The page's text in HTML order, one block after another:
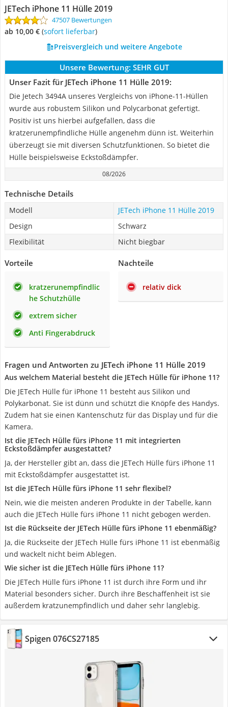
JETech iPhone 11 Hülle 2019
47507 Bewertungen
ab 10,00 € ( Sofort lieferbar)
Preisvergleich und weitere Angebote
Unsere Bewertung: SEHR GUT
Unser Fazit für JETech iPhone 11 Hülle 2019:
Die Jetech 3494A unseres Vergleichs von iPhone-11-Hüllen
wurde aus robustem Silikon und Polycarbonat gefertigt.
Positiv ist uns hierbei aufgefallen, dass die
kratzerunempfindliche Hülle angenehm dünn ist. Weiterhin
überzeugt sie mit diversen Schutzfunktionen. So bietet die
Hülle beispielsweise Eckstoßdämpfer.
08/2026
Technische Details
Modell
JETech iPhone 11 Hülle 2019
Design
Schwarz
Flexibilität
Nicht biegbar
Vorteile
kratzerunempfindlic
he Schutzhülle
extrem sicher
Anti Fingerabdruck
Nachteile
relativ dick
Fragen und Antworten zu JETech iPhone 11 Hülle 2019
Aus welchem Material besteht die JETech Hülle für iPhone 11?
Die JETech Hülle für iPhone 11 besteht aus Silikon und
Polykarbonat. Sie ist dünn und schützt die Knöpfe des Handys.
Zudem hat sie einen Kantenschutz für das Display und für die
Kamera.
Ist die JETech Hülle fürs iPhone 11 mit integrierten
Eckstoßdämpfer ausgestattet?
Ja, der Hersteller gibt an, dass die JETech Hülle fürs iPhone 11
mit Eckstoßdämpfer ausgestattet ist.
Ist die JETech Hülle fürs iPhone 11 sehr flexibel?
Nein, wie die meisten anderen Produkte in der Tabelle, kann
auch die JETech Hülle fürs iPhone 11 nicht gebogen werden.
Ist die Rückseite der JETech Hülle fürs iPhone 11 ebenmäßig?
Ja, die Rückseite der JETech Hülle fürs iPhone 11 ist ebenmäßig
und wackelt nicht beim Ablegen.
Wie sicher ist die JETech Hülle fürs iPhone 11?
Die JETech Hülle fürs iPhone 11 ist durch ihre Form und ihr
Material besonders sicher. Durch ihre Beschaffenheit ist sie
außerdem kratzunempfindlich und daher sehr langlebig.
Spigen 076CS27185